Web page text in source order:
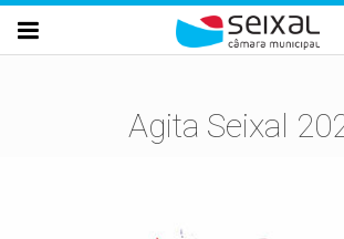
Passar para o conteúdo principal

Agita Seixal